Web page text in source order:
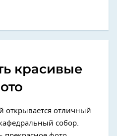
красивые
открывается отличный
собор.